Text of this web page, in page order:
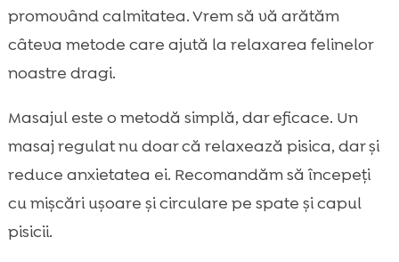
promovând calmitatea. Vrem să vă arătăm
câteva metode care ajută la relaxarea felinelor
noastre dragi.
Masajul este o metodă simplă, dar eficace. Un
masaj regulat nu doar că relaxează pisica, dar și
reduce anxietatea ei. Recomandăm să începeți
cu mișcări ușoare și circulare pe spate și capul
pisicii.